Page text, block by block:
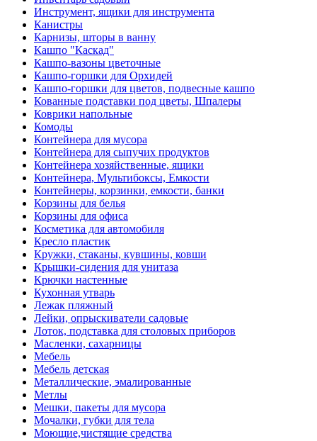
Инструмент, ящики для инструмента
Канистры
Карнизы, шторы в ванну
Кашпо "Каскад"
Кашпо-вазоны цветочные
Кашпо-горшки для Орхидей
Кашпо-горшки для цветов, подвесные кашпо
Кованные подставки под цветы, Шпалеры
Коврики напольные
Комоды
Контейнера для мусора
Контейнера для сыпучих продуктов
Контейнера хозяйственные, ящики
Контейнера, Мультибоксы, Емкости
Контейнеры, корзинки, емкости, банки
Корзины для белья
Корзины для офиса
Косметика для автомобиля
Кресло пластик
Кружки, стаканы, кувшины, ковши
Крышки-сидения для унитаза
Крючки настенные
Кухонная утварь
Лежак пляжный
Лейки, опрыскиватели садовые
Лоток, подставка для столовых приборов
Масленки, сахарницы
Мебель
Мебель детская
Металлические, эмалированные
Метлы
Мешки, пакеты для мусора
Мочалки, губки для тела
Моющие,чистящие средства